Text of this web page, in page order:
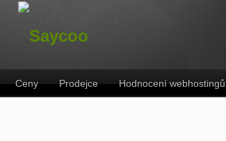
Ceny Prodejce Hodnocení webhostingů